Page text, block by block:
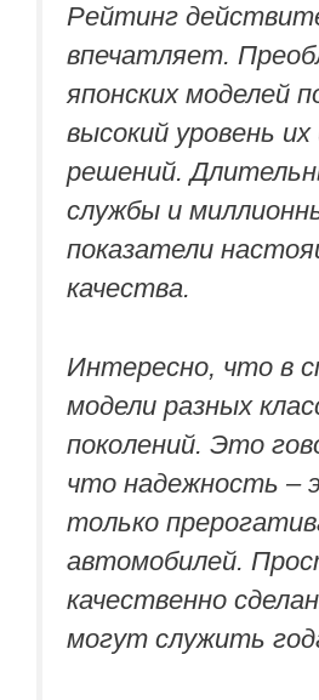
Рейтинг
впечатляет.
японских моделей
высокий уровень
решений.
службы и
показатели
качества.
Интересно, что в
модели разных
поколений. Это
что надежность –
только
автомобилей.
качественно
могут служить